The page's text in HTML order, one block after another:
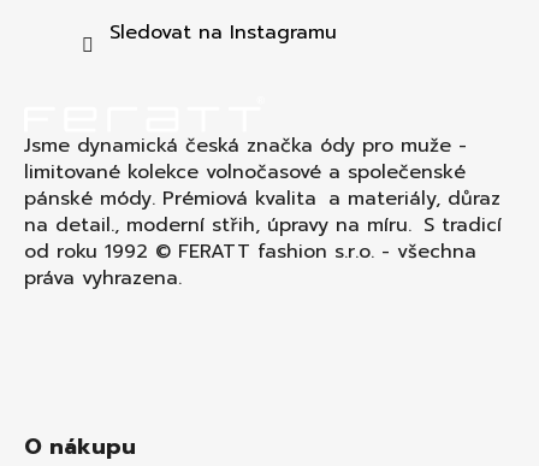
Sledovat na Instagramu
Jsme dynamická česká značka ódy pro muže -
limitované kolekce volnočasové a společenské
pánské módy. Prémiová kvalita a materiály, důraz
na detail., moderní střih, úpravy na míru. S tradicí
od roku 1992 © FERATT fashion s.r.o. - všechna
práva vyhrazena.
O nákupu